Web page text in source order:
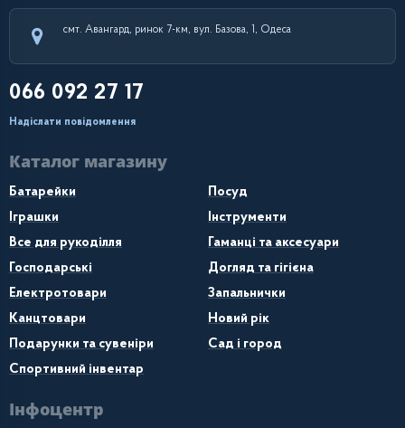
смт. Авангард, ринок 7-км, вул. Базова, 1, Одеса
066 092 27 17
Надіслати повідомлення
Каталог магазину
Батарейки
Посуд
Іграшки
Інструменти
Все для рукоділля
Гаманці та аксесуари
Господарські
Догляд та гігієна
Електротовари
Запальнички
Канцтовари
Новий рік
Подарунки та сувеніри
Сад і город
Спортивний інвентар
Інфоцентр